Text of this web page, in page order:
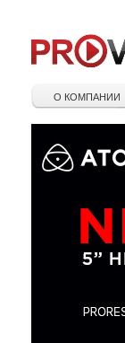
О КОМПАНИИ